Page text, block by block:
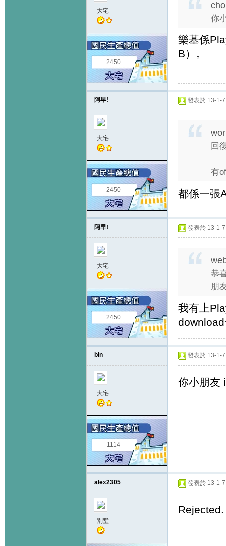
大宅
2450
你
樂基係
B）。
阿早!
大宅
2450
發表於 13-1-
回
有
都係一張
阿早!
大宅
2450
發表於 13-1-
恭
朋
我有上
bin
大宅
1114
發表於 13-1-
你小朋友
alex2305
別墅
發表於 13-1-